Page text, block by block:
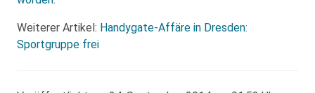
Weiterer Artikel: Handygate-Affäre in Dresden:
Sportgruppe frei